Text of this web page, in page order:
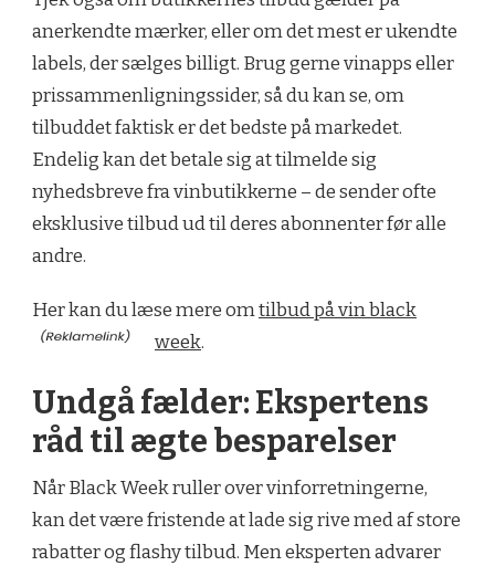
anerkendte mærker, eller om det mest er ukendte
labels, der sælges billigt. Brug gerne vinapps eller
prissammenligningssider, så du kan se, om
tilbuddet faktisk er det bedste på markedet.
Endelig kan det betale sig at tilmelde sig
nyhedsbreve fra vinbutikkerne – de sender ofte
eksklusive tilbud ud til deres abonnenter før alle
andre.
Her kan du læse mere omtilbud på vin black
week.
Undgå fælder: Ekspertens
råd til ægte besparelser
Når Black Week ruller over vinforretningerne,
kan det være fristende at lade sig rive med af store
rabatter og flashy tilbud. Men eksperten advarer